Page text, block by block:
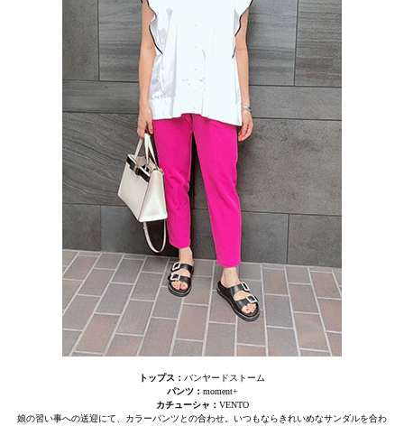
トップス： バンヤードストーム
パンツ： moment+
カチューシャ： VENTO
娘の習い事への送迎にて、カラーパンツとの合わせ。いつもならきれいめなサンダルを合わ